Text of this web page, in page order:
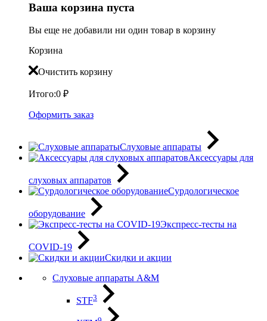
Ваша корзина пуста
Вы еще не добавили ни один товар в корзину
Корзина
Очистить корзину
Итого:0 ₽
Оформить заказ
Слуховые аппараты
Аксессуары для
слуховых аппаратов
Сурдологическое
оборудование
Экспресс-тесты на
COVID-19
Скидки и акции
Слуховые аппараты A&M
STF3